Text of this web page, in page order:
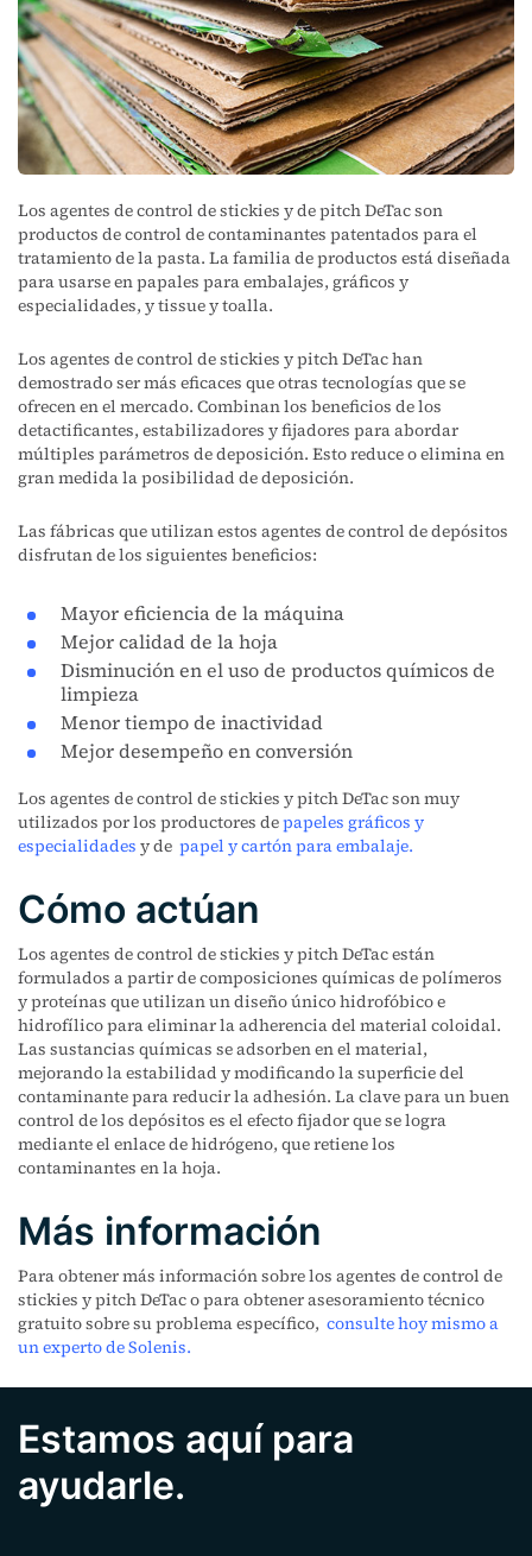
Los agentes de control de stickies y de pitch DeTac son
productos de control de contaminantes patentados para el
tratamiento de la pasta. La familia de productos está diseñada
para usarse en papales para embalajes, gráficos y
especialidades, y tissue y toalla.
Los agentes de control de stickies y pitch DeTac han
demostrado ser más eficaces que otras tecnologías que se
ofrecen en el mercado. Combinan los beneficios de los
detactificantes, estabilizadores y fijadores para abordar
múltiples parámetros de deposición. Esto reduce o elimina en
gran medida la posibilidad de deposición.
Las fábricas que utilizan estos agentes de control de depósitos
disfrutan de los siguientes beneficios:
Mayor eficiencia de la máquina
Mejor calidad de la hoja
Disminución en el uso de productos químicos de
limpieza
Menor tiempo de inactividad
Mejor desempeño en conversión
Los agentes de control de stickies y pitch DeTac son muy
utilizados por los productores depapeles gráficos y
especialidades y de papel y cartón para embalaje.
Cómo actúan
Los agentes de control de stickies y pitch DeTac están
formulados a partir de composiciones químicas de polímeros
y proteínas que utilizan un diseño único hidrofóbico e
hidrofílico para eliminar la adherencia del material coloidal.
Las sustancias químicas se adsorben en el material,
mejorando la estabilidad y modificando la superficie del
contaminante para reducir la adhesión. La clave para un buen
control de los depósitos es el efecto fijador que se logra
mediante el enlace de hidrógeno, que retiene los
contaminantes en la hoja.
Más información
Para obtener más información sobre los agentes de control de
stickies y pitch DeTac o para obtener asesoramiento técnico
gratuito sobre su problema específico, consulte hoy mismo a
un experto de Solenis.
Estamos aquí para
ayudarle.